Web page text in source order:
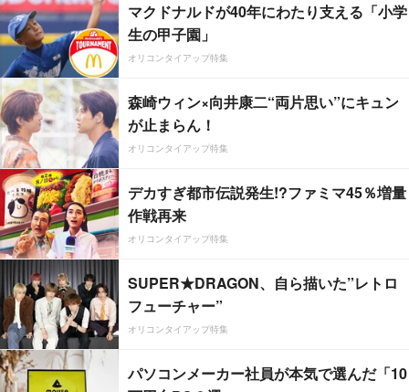
マクドナルドが40年にわたり支える「小学
生の甲子園」
オリコンタイアップ特集
森崎ウィン×向井康二“両片思い”にキュン
が止まらん！
オリコンタイアップ特集
デカすぎ都市伝説発生!?ファミマ45％増量
作戦再来
オリコンタイアップ特集
SUPER★DRAGON、自ら描いた”レトロ
フューチャー”
オリコンタイアップ特集
パソコンメーカー社員が本気で選んだ「10